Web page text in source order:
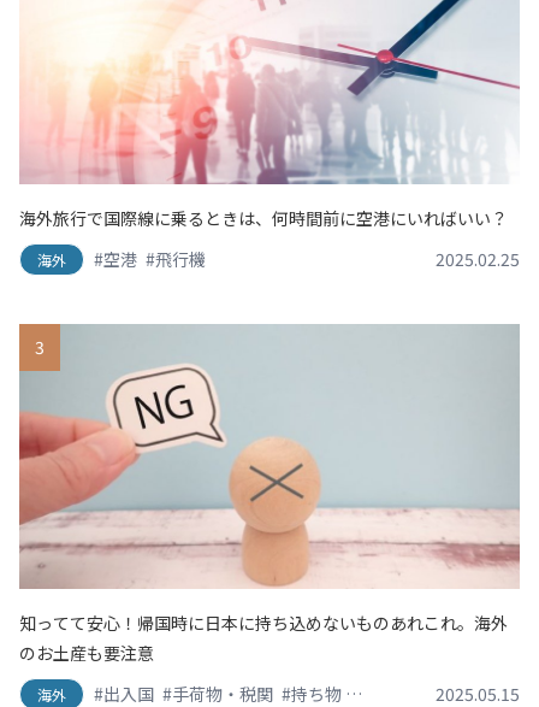
海外旅行で国際線に乗るときは、何時間前に空港にいればいい？
海外 #空港 #飛行機 2025.02.25
3
知ってて安心！帰国時に日本に持ち込めないものあれこれ。海外
のお土産も要注意
海外 #出入国 #手荷物・税関 #持ち物 #渡航情報 #空港
2025.05.15